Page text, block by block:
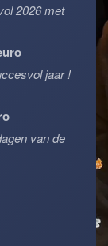
2026 met
jaar !
van de